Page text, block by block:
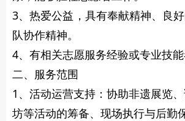
3、热爱公益，具有奉献精神、良
队协作精神。
4、有相关志愿服务经验或专业技能
二、服务范围
1、活动运营支持：协助非遗展览
坊等活动的筹备、现场执行与后勤保